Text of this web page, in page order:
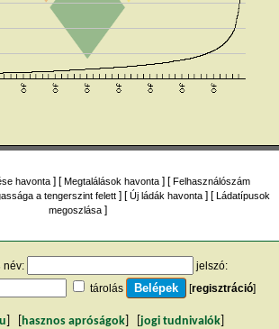
havonta ] [ Megtalálások havonta ] [ Felhasználószám
a tengerszint felett ] [Új ládák havonta ] [
Ládatípusok
megoszlása]
név:
jelszó:
tárolás
[regisztráció]
hasznos apróságok jogi tudnivalók